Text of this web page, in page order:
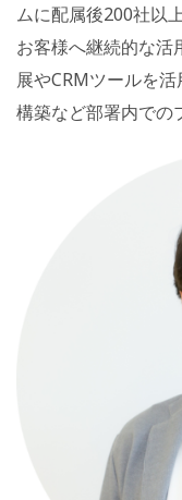
ムに配属後200社以
お客様へ継続的な活
展やCRMツールを
構築など部署内での